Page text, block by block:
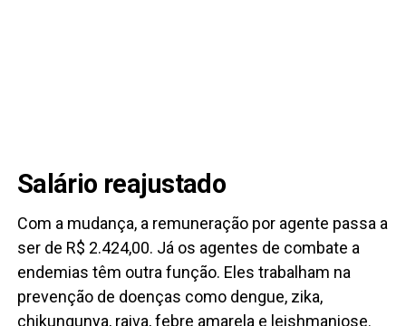
Salário reajustado
Com a mudança, a remuneração por agente passa a
ser de R$ 2.424,00. Já os agentes de combate a
endemias têm outra função. Eles trabalham na
prevenção de doenças como dengue, zika,
chikungunya, raiva, febre amarela e leishmaniose.